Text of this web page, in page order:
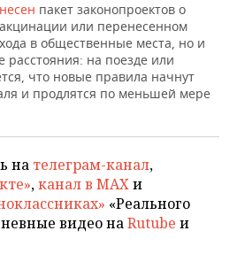
пакет законопроектов о
или перенесенном
в общественные места, но и
расстояния: на поезде или
что новые правила начнут
и продлятся по меньшей мере
на телеграм-канал,
,канал в MAXи
«Реального
видео наRutube и